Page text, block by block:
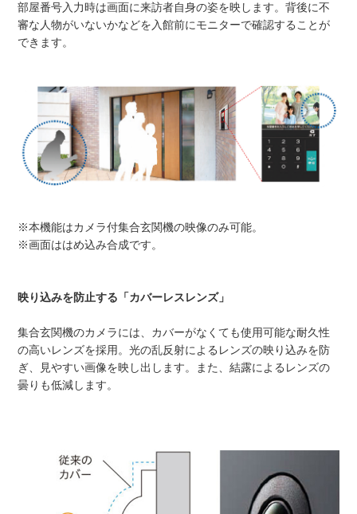
部屋番号入力時は画面に来訪者自身の姿を映します。背後に不
審な人物がいないかなどを入館前にモニターで確認することが
できます。
※本機能はカメラ付集合玄関機の映像のみ可能。
※画面ははめ込み合成です。
映り込みを防止する「カバーレスレンズ」
集合玄関機のカメラには、カバーがなくても使用可能な耐久性
の高いレンズを採用。光の乱反射によるレンズの映り込みを防
ぎ、見やすい画像を映し出します。また、結露によるレンズの
曇りも低減します。